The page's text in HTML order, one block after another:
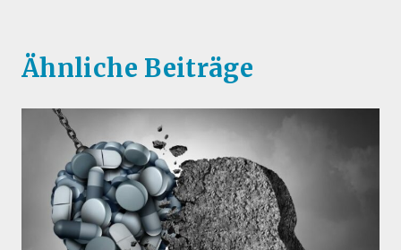
Ähnliche Beiträge